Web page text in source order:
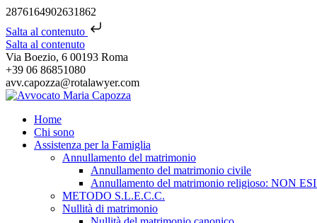
2876164902631862
Salta al contenuto
Salta al contenuto
Via Boezio, 6 00193 Roma
+39 06 86851080
avv.capozza@rotalawyer.com
Home
Chi sono
Assistenza per la Famiglia
Annullamento del matrimonio
Annullamento del matrimonio civile
Annullamento del matrimonio religioso: NON
METODO S.L.E.C.C.
Nullità di matrimonio